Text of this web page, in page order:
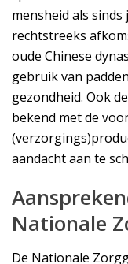
mensheid als
rechtstreeks
oude Chinese
gebruik van
gezondheid. Ook
bekend met de
aandacht aan te
Nationale
De Nationale